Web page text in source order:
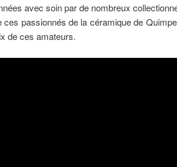
avec soin par de nombreux
ces passionnés de la céramique de
de ces amateurs.